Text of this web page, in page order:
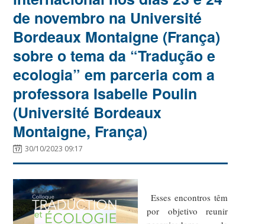
de novembro na Université
Bordeaux Montaigne (França)
sobre o tema da “Tradução e
ecologia” em parceria com a
professora Isabelle Poulin
(Université Bordeaux
Montaigne, França)
30/10/2023 09:17
Esses encontros têm
por objetivo reunir